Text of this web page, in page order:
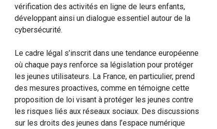
vérification des activités en ligne de leurs enfants,
développant ainsi un dialogue essentiel autour de la
cybersécurité.
Le cadre légal s’inscrit dans une tendance européenne
où chaque pays renforce sa législation pour protéger
les jeunes utilisateurs. La France, en particulier, prend
des mesures proactives, comme en témoigne cette
proposition de loi visant à protéger les jeunes contre
les risques liés aux réseaux sociaux. Des discussions
sur les droits des jeunes dans l’espace numérique